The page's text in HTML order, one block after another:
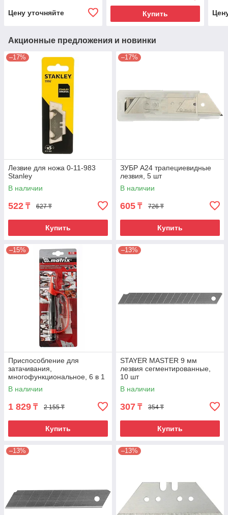
Цену уточняйте Купить
Акционные предложения и новинки
–17%
Лезвие для ножа 0-11-983
Stanley
В наличии
522 ₸ 627 ₸
Купить
–17%
ЗУБР А24 трапециевидные
лезвия, 5 шт
В наличии
605 ₸ 726 ₸
Купить
–15%
Приспособление для
затачивания,
многофункциональное, 6 в 1
Matrix
В наличии
1 829 ₸ 2 155 ₸
Купить
–13%
STAYER MASTER 9 мм
лезвия сегментированные,
10 шт
В наличии
307 ₸ 354 ₸
Купить
–13% –13%